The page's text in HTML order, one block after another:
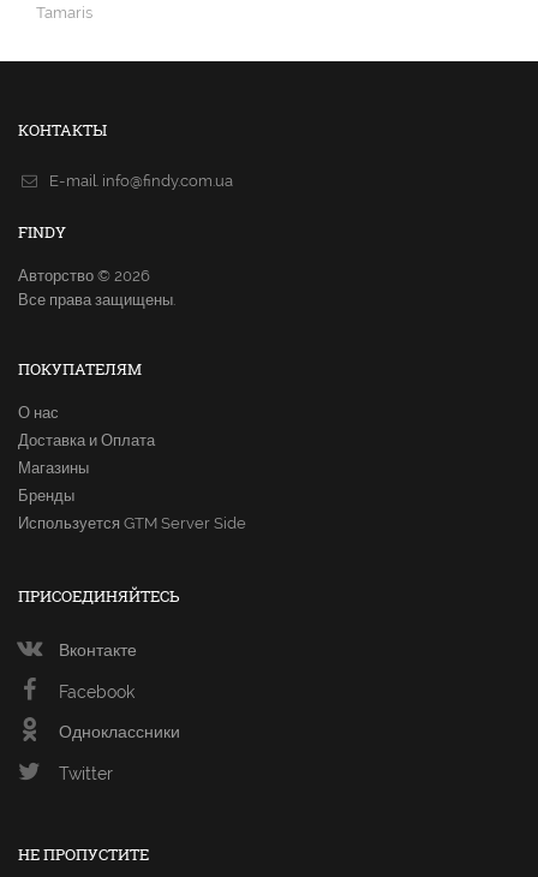
Tamaris
КОНТАКТЫ
E-mail. info@findy.com.ua
FINDY
Авторство © 2026
Все права защищены.
ПОКУПАТЕЛЯМ
О нас
Доставка и Оплата
Магазины
Бренды
Используется GTM Server Side
ПРИСОЕДИНЯЙТЕСЬ
Вконтакте
Facebook
Одноклассники
Twitter
НЕ ПРОПУСТИТЕ